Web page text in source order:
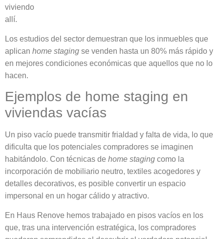
viviendo
allí.
Los estudios del sector demuestran que los inmuebles que
aplican home staging se venden hasta un 80% más rápido y
en mejores condiciones económicas que aquellos que no lo
hacen.
Ejemplos de home staging en
viviendas vacías
Un piso vacío puede transmitir frialdad y falta de vida, lo que
dificulta que los potenciales compradores se imaginen
habitándolo. Con técnicas de home staging como la
incorporación de mobiliario neutro, textiles acogedores y
detalles decorativos, es posible convertir un espacio
impersonal en un hogar cálido y atractivo.
En Haus Renove hemos trabajado en pisos vacíos en los
que, tras una intervención estratégica, los compradores